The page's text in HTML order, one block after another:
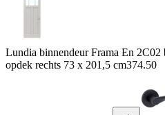
Lundia binnendeur Frama En
opdek rechts 73 x 201,5 cm374.50